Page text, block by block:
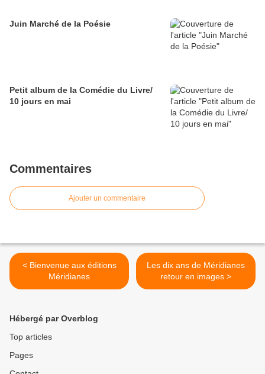
Juin Marché de la Poésie
Petit album de la Comédie du Livre/
10 jours en mai
Commentaires
Ajouter un commentaire
< Bienvenue aux éditions
Méridianes
Les dix ans de Méridianes
retour en images >
Hébergé par Overblog
Top articles
Pages